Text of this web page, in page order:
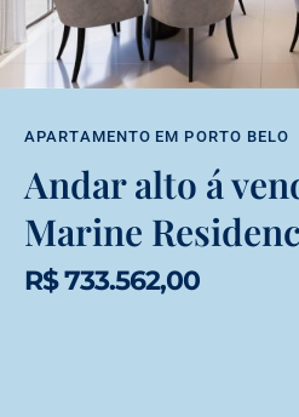
APARTAMENTO EM PORTO BELO
Andar alto á
Marine
R$ 733.562,00